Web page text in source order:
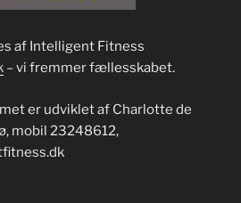
af Intelligent Fitness
– vi fremmer fællesskabet.
er udviklet af Charlotte de
mobil 23248612,